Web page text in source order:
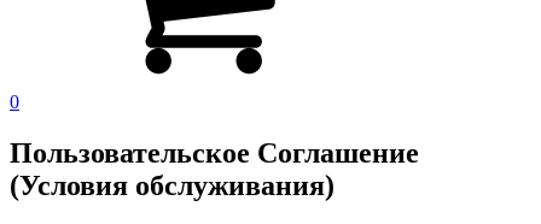
0
Пользовательское Соглашение
(Условия обслуживания)